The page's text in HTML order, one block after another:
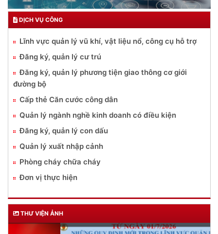
DỊCH VỤ CÔNG
Lĩnh vực quản lý vũ khí, vật liệu nổ, công cụ hỗ trợ
Đăng ký, quản lý cư trú
Đăng ký, quản lý phương tiện giao thông cơ giới
đường bộ
Cấp thẻ Căn cước công dân
Quản lý ngành nghề kinh doanh có điều kiện
Đăng ký, quản lý con dấu
Quản lý xuất nhập cảnh
Phòng cháy chữa cháy
Đơn vị thực hiện
THƯ VIỆN ẢNH